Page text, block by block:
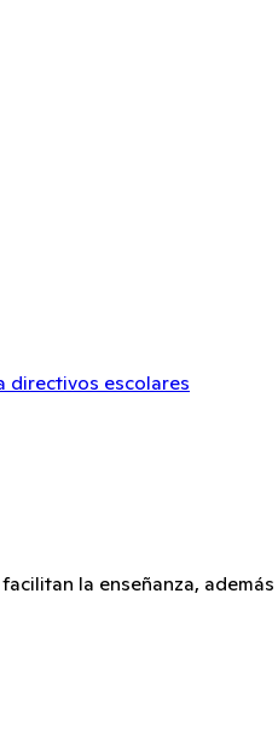
directivos escolares
la enseñanza,